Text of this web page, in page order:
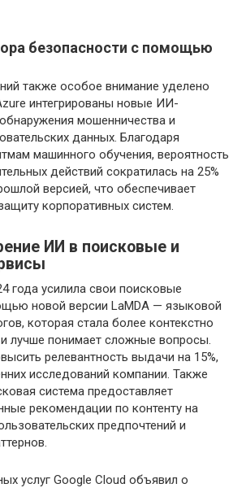
безопасности с помощью
также особое внимание уделено
интегрированы новые ИИ-
мошенничества и
данных. Благодаря
машинного обучения, вероятность
действий сократилась на 25%
версией, что обеспечивает
корпоративных систем.
ИИ в поисковые и
года усилила свои поисковые
новой версии LaMDA — языковой
которая стала более контекстно
лучше понимает сложные вопросы.
релевантность выдачи на 15%,
исследований компании. Также
система предоставляет
рекомендации по контенту на
предпочтений и
услуг Google Cloud объявил о